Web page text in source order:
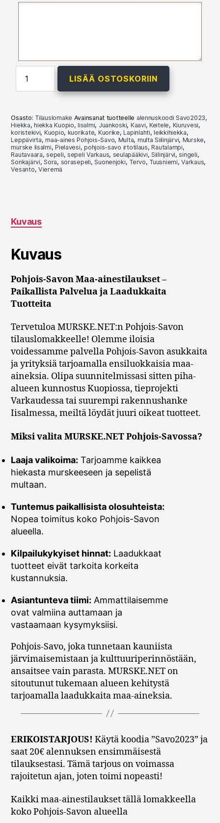
Savo
irtotilaus
LISÄÄ OSTOSKORIIN
Osasto: Tilauslomake Avainsanat tuotteelle alennuskoodi Savo2023,
Hiekka,hiekka Kuopio,Iisalmi, Juankoski, Kaavi, Keitele, Kiuruvesi,
koristekivi, Kuopio, kuorikate, Kuorike,Lapinlahti,leikkihiekka,
Leppävirta,maa-aines Pohjois-Savo, Multa, multa Siilinjärvi, Murske,
murske Iisalmi,Pielavesi,pohjois-savo irtotilaus,Rautalampi,
Rautavaara,sepeli,sepeli Varkaus, seulapääkivi, Siilinjärvi,singeli,
Sonkajärvi,Sora, sorasepeli,Suonenjoki, Tervo, Tuusniemi,Varkaus,
Vesanto, Vieremä
Kuvaus
Kuvaus
Pohjois-Savon Maa-ainestilaukset –
Paikallista Palvelua ja Laadukkaita
Tuotteita
Tervetuloa MURSKE.NET:n Pohjois-Savon
tilauslomakkeelle! Olemme iloisia
voidessamme palvella Pohjois-Savon asukkaita
ja yrityksiä tarjoamalla ensiluokkaisia maa-
aineksia. Olipa suunnitelmissasi sitten piha-
alueen kunnostus Kuopiossa, tieprojekti
Varkaudessa tai suurempi rakennushanke
Iisalmessa, meiltä löydät juuri oikeat tuotteet.
Miksi valita MURSKE.NET Pohjois-Savossa?
Laaja valikoima: Tarjoamme kaikkea
hiekasta murskeeseen ja sepelistä
multaan.
Tuntemus paikallisista olosuhteista:
Nopea toimitus koko Pohjois-Savon
alueella.
Kilpailukykyiset hinnat: Laadukkaat
tuotteet eivät tarkoita korkeita
kustannuksia.
Asiantunteva tiimi: Ammattilaisemme
ovat valmiina auttamaan ja
vastaamaan kysymyksiisi.
Pohjois-Savo, joka tunnetaan kauniista
järvimaisemistaan ja kulttuuriperinnöstään,
ansaitsee vain parasta. MURSKE.NET on
sitoutunut tukemaan alueen kehitystä
tarjoamalla laadukkaita maa-aineksia.
ERIKOISTARJOUS! Käytä koodia ”Savo2023” ja
saat 20€ alennuksen ensimmäisestä
tilauksestasi. Tämä tarjous on voimassa
rajoitetun ajan, joten toimi nopeasti!
Kaikki maa-ainestilaukset tällä lomakkeella
koko Pohjois-Savon alueella